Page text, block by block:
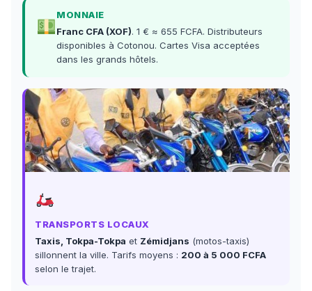
MONNAIE
Franc CFA (XOF). 1 € ≈ 655 FCFA. Distributeurs
disponibles à Cotonou. Cartes Visa acceptées
dans les grands hôtels.
TRANSPORTS LOCAUX
Taxis, Tokpa-Tokpa et Zémidjans (motos-taxis)
sillonnent la ville. Tarifs moyens : 200 à 5 000 FCFA
selon le trajet.